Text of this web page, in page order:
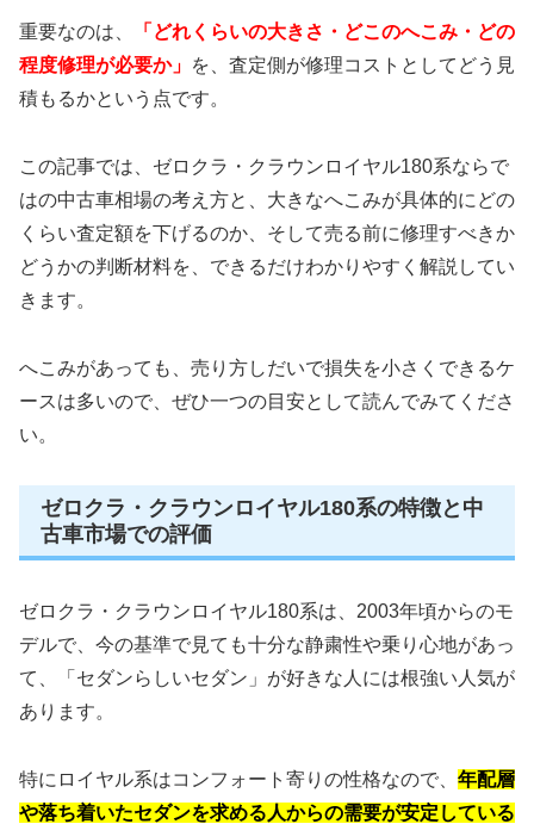
重要なのは、
「どれくらいの大きさ・どこのへこみ・どの
程度修理が必要か」 を、査定側が修理コストとしてどう見
積もるかという点です。
この記事では、ゼロクラ・クラウンロイヤル180系ならで
はの中古車相場の考え方と、大きなへこみが具体的にどの
くらい査定額を下げるのか、そして売る前に修理すべきか
どうかの判断材料を、できるだけわかりやすく解説してい
きます。
へこみがあっても、売り方しだいで損失を小さくできるケ
ースは多いので、ぜひ一つの目安として読んでみてくださ
い。
ゼロクラ・クラウンロイヤル180系の特徴と中
古車市場での評価
ゼロクラ・クラウンロイヤル180系は、2003年頃からのモ
デルで、今の基準で見ても十分な静粛性や乗り心地があっ
て、「セダンらしいセダン」が好きな人には根強い人気が
あります。
特にロイヤル系はコンフォート寄りの性格なので、 年配層
や落ち着いたセダンを求める人からの需要が安定している